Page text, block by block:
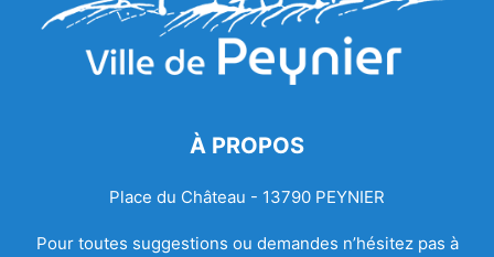
À PROPOS
Place du Château - 13790 PEYNIER
Pour toutes suggestions ou demandes n’hésitez pas à